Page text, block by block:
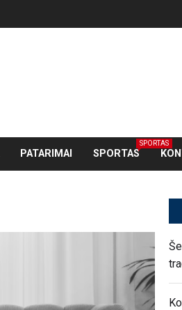
PATARIMAI SPORTAS
SPORTAS